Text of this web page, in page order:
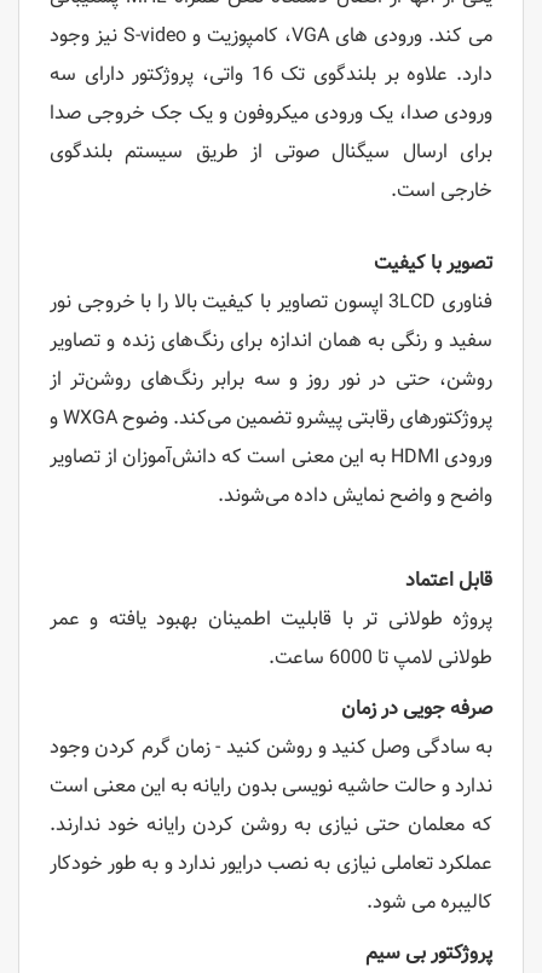
می کند. ورودی های VGA، کامپوزیت و S-video نیز وجود
دارد. علاوه بر بلندگوی تک 16 واتی، پروژکتور دارای سه
ورودی صدا، یک ورودی میکروفون و یک جک خروجی صدا
برای ارسال سیگنال صوتی از طریق سیستم بلندگوی
خارجی است.
تصویر با کیفیت
فناوری 3LCD اپسون تصاویر با کیفیت بالا را با خروجی نور
سفید و رنگی به همان اندازه برای رنگ‌های زنده و تصاویر
روشن، حتی در نور روز و سه برابر رنگ‌های روشن‌تر از
پروژکتورهای رقابتی پیشرو تضمین می‌کند. وضوح WXGA و
ورودی HDMI به این معنی است که دانش‌آموزان از تصاویر
واضح و واضح نمایش داده می‌شوند.
قابل اعتماد
پروژه طولانی تر با قابلیت اطمینان بهبود یافته و عمر
طولانی لامپ تا 6000 ساعت.
صرفه جویی در زمان
به سادگی وصل کنید و روشن کنید - زمان گرم کردن وجود
ندارد و حالت حاشیه نویسی بدون رایانه به این معنی است
که معلمان حتی نیازی به روشن کردن رایانه خود ندارند.
عملکرد تعاملی نیازی به نصب درایور ندارد و به طور خودکار
کالیبره می شود.
پروژکتور بی سیم